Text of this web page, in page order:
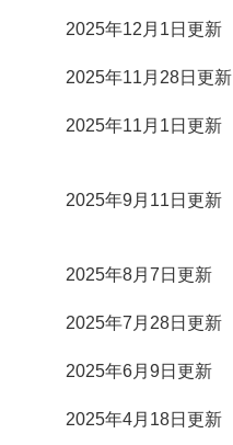
2025年12月1日更新
2025年11月28日更新
2025年11月1日更新
2025年9月11日更新
2025年8月7日更新
2025年7月28日更新
2025年6月9日更新
2025年4月18日更新